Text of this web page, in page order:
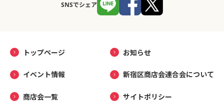
SNSでシェア
トップページ お知らせ
イベント情報 新宿区商店会連合会について
商店会一覧 サイトポリシー